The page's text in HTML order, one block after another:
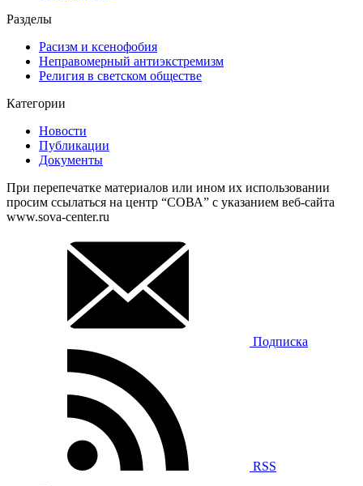
Разделы
Расизм и ксенофобия
Неправомерный антиэкстремизм
Религия в светском обществе
Категории
Новости
Публикации
Документы
При перепечатке материалов или ином их использовании
просим ссылаться на центр “СОВА” с указанием веб-сайта
www.sova-center.ru
Подписка
RSS